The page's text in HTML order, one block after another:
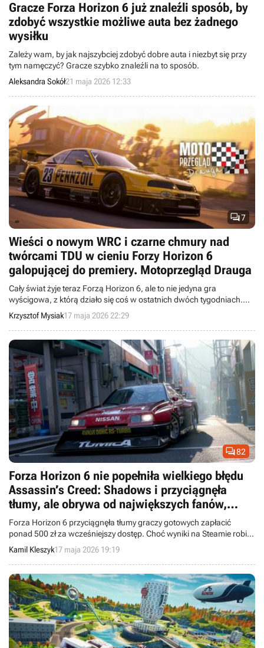
Gracze Forza Horizon 6 już znaleźli sposób, by
zdobyć wszystkie możliwe auta bez żadnego
wysiłku
Zależy wam, by jak najszybciej zdobyć dobre auta i niezbyt się przy
tym namęczyć? Gracze szybko znaleźli na to sposób.
Aleksandra Sokół21 maja 2026 12:33
7
Wieści o nowym WRC i czarne chmury nad
twórcami TDU w cieniu Forzy Horizon 6
galopującej do premiery. Motoprzegląd Drauga
Cały świat żyje teraz Forzą Horizon 6, ale to nie jedyna gra
wyścigowa, z którą działo się coś w ostatnich dwóch tygodniach.
Premierę ma też chociażby CarX Drift Racing Online 2, a Nacon
rozsupłał wór informacji o swoich projektach (np. o nowym WRC).
Krzysztof Mysiak17 maja 2026 22:29
82
Forza Horizon 6 nie popełniła wielkiego błędu
Assassin’s Creed: Shadows i przyciągnęła
tłumy, ale obrywa od największych fanów,
którzy wydali na grę 519 zł
Forza Horizon 6 przyciągnęła tłumy graczy gotowych zapłacić
ponad 500 zł za wcześniejszy dostęp. Choć wyniki na Steamie robią
ogromne wrażenie, nastroje wokół nowej odsłony wyścigowej serii
nie są idealne.
Kamil Kleszyk17 maja 2026 19:19